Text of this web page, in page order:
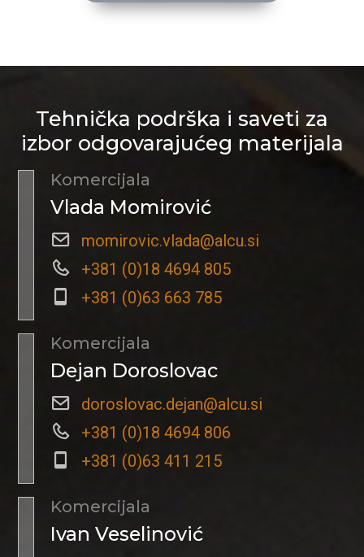
Tehnička podrška i saveti za
izbor odgovarajućeg materijala
Komercijala
Vlada Momirović
momirovic.vlada@alcu.si
+381 (0)18 4694 805
+381 (0)63 663 785
Komercijala
Dejan Doroslovac
doroslovac.dejan@alcu.si
+381 (0)18 4694 806
+381 (0)63 411 215
Komercijala
Ivan Veselinović